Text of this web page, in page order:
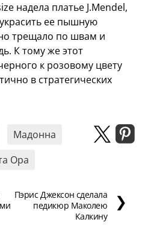
надела платье J.Mendel,
ее пышную
трещало по швам и
К тому же этот
к розовому цвету
в стратегических
Мадонна
Ора
Пэрис Джексон сделала
педикюр Маколею
Калкину
❯